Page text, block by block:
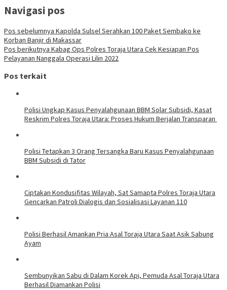
Navigasi pos
Pos sebelumnya Kapolda Sulsel Serahkan 100 Paket Sembako ke
Korban Banjir di Makassar
Pos berikutnya Kabag Ops Polres Toraja Utara Cek Kesiapan Pos
Pelayanan Nanggala Operasi Lilin 2022
Pos terkait
Polisi Ungkap Kasus Penyalahgunaan BBM Solar Subsidi, Kasat
Reskrim Polres Toraja Utara: Proses Hukum Berjalan Transparan
Polisi Tetapkan 3 Orang Tersangka Baru Kasus Penyalahgunaan
BBM Subsidi di Tator
Ciptakan Kondusifitas Wilayah, Sat Samapta Polres Toraja Utara
Gencarkan Patroli Dialogis dan Sosialisasi Layanan 110
Polisi Berhasil Amankan Pria Asal Toraja Utara Saat Asik Sabung
Ayam
Sembunyikan Sabu di Dalam Korek Api, Pemuda Asal Toraja Utara
Berhasil Diamankan Polisi